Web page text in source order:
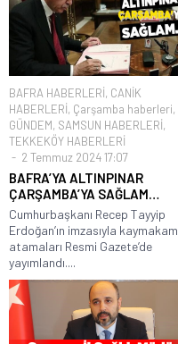
BAFRA HABERLERİ, CANİK
HABERLERİ, Çarşamba haberleri,
GÜNDEM, SAMSUN HABERLERİ,
TEKKEKÖY HABERLERİ
2 Temmuz 2024 17:07
BAFRA’YA ALTINPINAR
ÇARŞAMBA’YA SAĞLAM…
Cumhurbaşkanı Recep Tayyip
Erdoğan’ın imzasıyla kaymakam
atamaları Resmi Gazete’de
yayımlandı....